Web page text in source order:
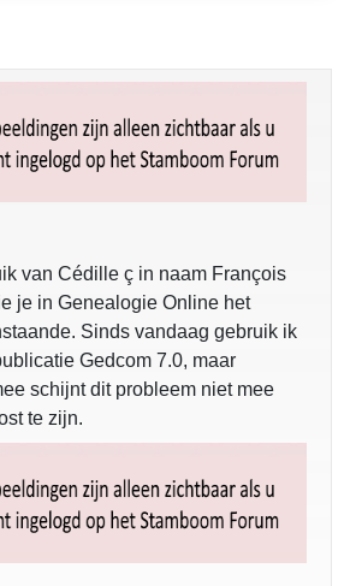
van Cédille ç in naam François
je in Genealogie Online het
Sinds vandaag gebruik ik
Gedcom 7.0, maar
schijnt dit probleem niet mee
te zijn.